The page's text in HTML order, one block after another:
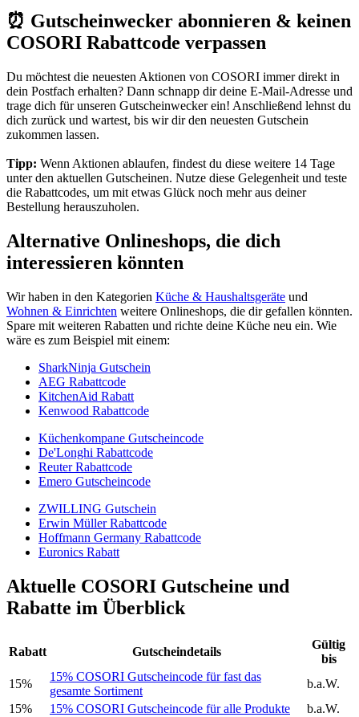
⏰ Gutscheinwecker abonnieren & keinen
COSORI Rabattcode verpassen
Du möchtest die neuesten Aktionen von COSORI immer direkt in
dein Postfach erhalten? Dann schnapp dir deine E-Mail-Adresse und
trage dich für unseren Gutscheinweckerein! Anschließend lehnst du
dich zurück und wartest, bis wir dir den neuesten Gutschein
zukommen lassen.
Tipp: Wenn Aktionen ablaufen, findest du diese weitere 14 Tage
unter den aktuellen Gutscheinen. Nutze diese Gelegenheit und teste
die Rabattcodes, um mit etwas Glück noch mehr aus deiner
Bestellung herauszuholen.
Alternative Onlineshops, die dich
interessieren könnten
Wir haben in den Kategorien Küche & Haushaltsgeräte und
Wohnen & Einrichten weitere Onlineshops, die dir gefallen könnten.
Spare mit weiteren Rabatten und richte deine Küche neu ein. Wie
wäre es zum Beispiel mit einem:
SharkNinja Gutschein
AEG Rabattcode
KitchenAid Rabatt
Kenwood Rabattcode
Küchenkompane Gutscheincode
De'Longhi Rabattcode
Reuter Rabattcode
Emero Gutscheincode
ZWILLING Gutschein
Erwin Müller Rabattcode
Hoffmann Germany Rabattcode
Euronics Rabatt
Aktuelle COSORI Gutscheine und
Rabatte im Überblick
Rabatt Gutscheindetails
Gültig
bis
15%
15% COSORI Gutscheincode für fast das
gesamte Sortiment
b.a.W.
15%
15% COSORI Gutscheincode für alle Produkte
b.a.W.